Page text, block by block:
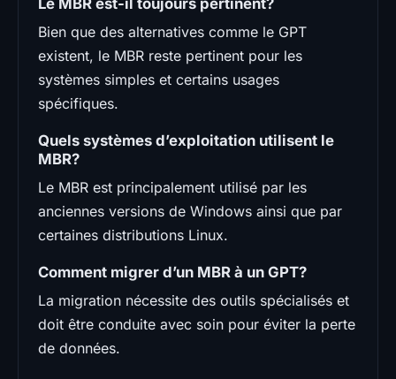
Bien que des alternatives comme le GPT
existent, le MBR reste pertinent pour les
systèmes simples et certains usages
spécifiques.
Quels systèmes d’exploitation utilisent le
MBR?
Le MBR est principalement utilisé par les
anciennes versions de Windows ainsi que par
certaines distributions Linux.
Comment migrer d’un MBR à un GPT?
La migration nécessite des outils spécialisés et
doit être conduite avec soin pour éviter la perte
de données.